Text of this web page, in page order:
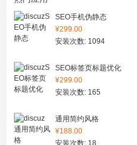
SEO手机伪静态
¥299.00
安装次数: 1094
SEO标签页标题优化
¥299.00
安装次数: 165
通用简约风格
¥188.00
安装次数: 18